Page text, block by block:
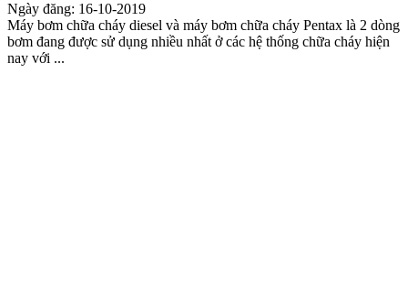
Ngày đăng: 16-10-2019
Máy bơm chữa cháy diesel và máy bơm chữa cháy Pentax là 2 dòng
bơm đang được sử dụng nhiều nhất ở các hệ thống chữa cháy hiện
nay với ...